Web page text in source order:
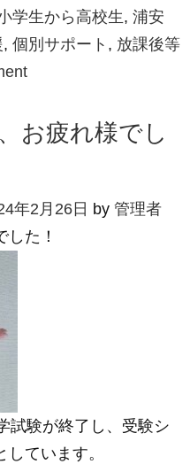
学生から高校生, 浦安
, 個別サポート , 放課後等
on
咲
（富
士
お疲れ様でし
年2月26日 by 管理者
た！
試験が終了し、受験シ
ています。